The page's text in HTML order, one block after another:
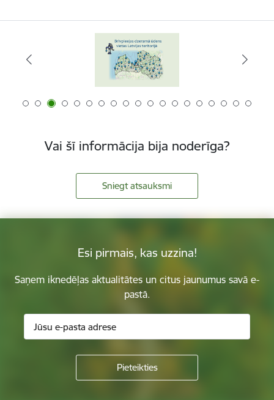
Vai šī informācija bija noderīga?
Sniegt atsauksmi
Esi pirmais, kas uzzina!
Saņem iknedēļas aktualitātes un citus jaunumus savā e-
pastā.